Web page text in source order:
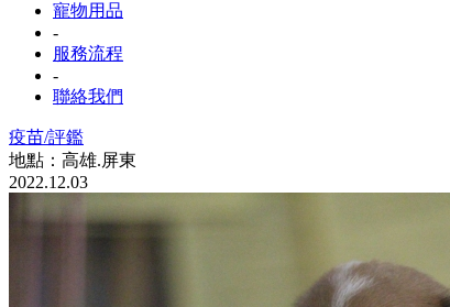
寵物用品
-
服務流程
-
聯絡我們
疫苗/評鑑
地點：高雄.屏東
2022.12.03